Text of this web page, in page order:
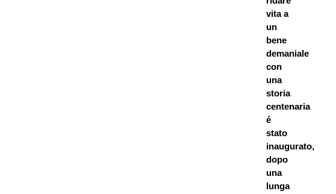
vita a
un
bene
demaniale
con
una
storia
centenaria
é
stato
inaugurato,
dopo
una
lunga